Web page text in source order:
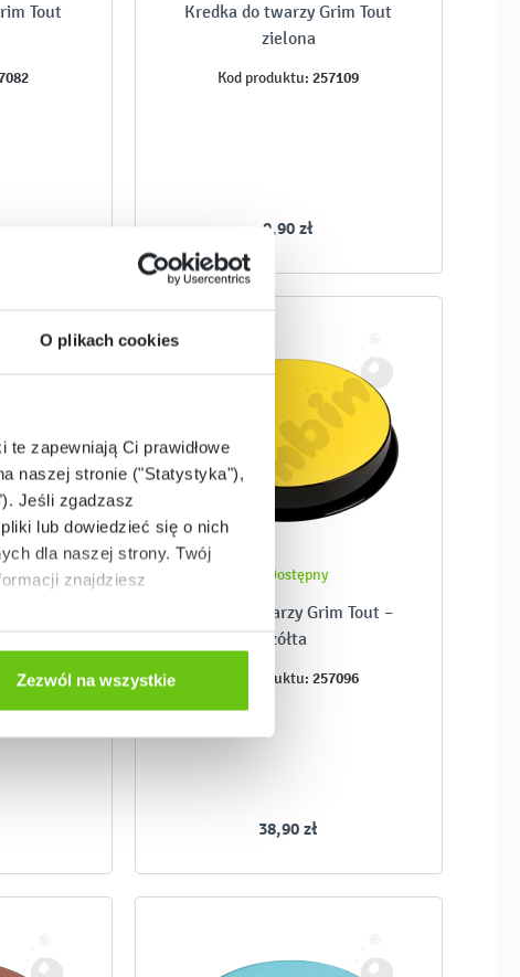
O plikach cookies
zapewniają Ci prawidłowe
naszej stronie ("Statystyka"),
Jeśli zgadzasz
lub dowiedzieć się o nich
dla naszej strony. Twój
znajdziesz
Zezwól na wszystkie
Tout
Kredka do twarzy Grim Tout
zielona
Kod produktu: 257109
9,90 zł
Dostępny
Farba do twarzy Grim Tout –
żółta
Kod produktu: 257096
38,90 zł